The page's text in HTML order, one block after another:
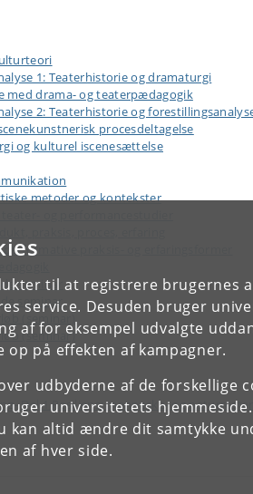
til at registrere brugernes
service. Desuden bruger
af for eksempel udvalgte
på effekten af kampagner.
udbyderne af de forskellige
universitetets
kan altid ændre dit samtykke
af hver side.
1: Teaterhistorie og dramaturgi
med drama- og teaterpædagogik
2: Teaterhistorie og
procesdeltagelse
og kulturel iscenesættelse
metoder og kontekster
praksis- og erfaringsformer
seminar
seminar
(seminar)
(seminar)
Del 1 Resiliens: menneske- og